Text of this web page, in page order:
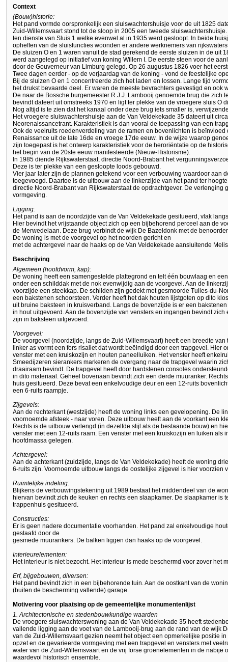
Context
(Bouw)historie:
Het pand vormde oorspronkelijk een sluiswachtershuisje voor de uit 1825
Zuid-Willemsvaart stond tot de sloop in 2005 een tweede
ten dienste van Sluis 1 welke evenwel al in 1935 werd gesloopt. In beide
opheffen van de sluisfuncties woonden er andere werknemers van
De sluizen O en 1 waren vanuit de stad gerekend de eerste sluizen in de uit
werd aangelegd op initiatief van koning Willem I. De eerste steen voor de
door de Gouverneur van Limburg gelegd. Op 26 augustus 1826 voer het
Twee dagen eerder - op de verjaardag van de koning - vond de feestelijke
Bij de sluizen O en 1 concentreerde zich het laden en lossen. Lange tijd
het drukst bevaarde deel. Er waren de meeste bevrachters gevestigd en
De naar de Bossche burgemeester R.J.J. Lambooij genoemde brug die zich
bevindt dateert uit omstreeks 1970 en ligt ter plekke van de vroegere sluis O
Nog altijd is te zien dat het kanaal onder deze brug iets smaller is,
Het vroegere sluiswachtershuisje aan de Van Veldekekade 35 dateert uit
Neorenaissancetrant. Karakteristiek is dan vooral de toepassing van een
Ook de veelruits roedenverdeling van de ramen en bovenlichten is
Renaissance uit de late 16de en vroege 17de eeuw. In de wijze waarop
zijn toegepast is het ontwerp karakteristiek voor de heroriëntatie op de
het begin van de 20ste eeuw manifesteerde (Nieuw-Historisme).
In 1985 diende Rijkswaterstaat, directie Noord-Brabant het
Deze is ter plekke van een gesloopte loods gebouwd.
Vier jaar later zijn de plannen getekend voor een verbouwing waardoor aan
toegevoegd. Daartoe is de uitbouw aan de linkerzijde van het pand ter
directie Noord-Brabant van Rijkswaterstaat de opdrachtgever. De verlenging
vormgeving.
Ligging:
Het pand is aan de noordzijde van de Van Veldekekade gesitueerd, vlak
Hier bevindt het vrijstaande object zich op een bijbehorend perceel aan de
de Merwedelaan. Deze brug verbindt de wijk De Bazeldonk met de
De woning is met de voorgevel op het noorden gericht en
met de achtergevel naar de haaks op de Van Veldekekade aansluitende
Beschrijving
Algemeen (hoofdvorm, kap):
De woning heeft een samengestelde plattegrond en telt één bouwlaag en
onder een schilddak met de nok evenwijdig aan de voorgevel. Aan de
voorzijde een steekkap. De schilden zijn gedekt met gesmoorde Tuiles-du-
een bakstenen schoorsteen. Verder heeft het dak houten lijstgoten op dito
uit bruine baksteen in kruisverband. Langs de bovenzijde is er een
in hout uitgevoerd. Aan de bovenzijde van vensters en ingangen bevindt
zijn in baksteen uitgevoerd.
Voorgevel:
De voorgevel (noordzijde, langs de Zuid-Willemsvaart) heeft een breedte
linker as vormt een fors risaliet dat wordt beëindigd door een trapgevel. Hier
venster met een kruiskozijn en houten paneelluiken. Het venster heeft
Smeedijzeren sierankers markeren de overgang naar de trapgevel waarin
draairaam bevindt. De trapgevel heeft door hardstenen consoles
in dito materiaal. Geheel bovenaan bevindt zich een derde muuranker.
huis gesitueerd. Deze bevat een enkelvoudige deur en een 12-ruits
een 6-ruits raampje.
Zijgevels:
Aan de rechterkant (westzijde) heeft de woning links een gevelopening. De
voornoemde afsteek - naar voren. Deze uitbouw heeft aan de voorkant een
Rechts is de uitbouw verlengd (in dezelfde stijl als de bestaande bouw) en
venster met een 12-ruits raam. Een venster met een kruiskozijn en luiken als
hoofdmassa gelegen.
Achtergevel:
Aan de achterkant (zuidzijde, langs de Van Veldekekade) heeft de woning
6-ruits zijn. Voornoemde uitbouw langs de oostelijke zijgevel is hier voorzien
Ruimtelijke indeling:
Blijkens de verbouwingstekening uit 1989 bestaat het middendeel van de
hiervan bevindt zich de keuken en rechts een slaapkamer. De slaapkamer is
trappenhuis gesitueerd.
Constructies:
Er is geen nadere documentatie voorhanden. Het pand zal enkelvoudige
gestaafd door de
gesmede muurankers. De balken liggen dan haaks op de voorgevel.
Interieurelementen:
Het interieur is niet bezocht. Het interieur is mede beschermd voor zover het
Erf, bijgebouwen, diversen:
Het pand bevindt zich in een bijbehorende tuin. Aan de oostkant van de
(buiten de bescherming vallende) garage.
Motivering voor plaatsing op de gemeentelijke monumentenlijst
1. Architectonische en stedenbouwkundige waarden
De vroegere sluiswachterswoning aan de Van Veldekekade 35 heeft
vallende ligging aan de voet van de Lambooij-brug aan de rand van de wijk
van de Zuid-Willemsvaart gezien neemt het object een opmerkelijke positie
opzet en de gevarieerde vormgeving met een trapgevel en vensters met
water van de Zuid-Willemsvaart en de vrij forse groenelementen in de nabije
waardevol historisch ensemble.